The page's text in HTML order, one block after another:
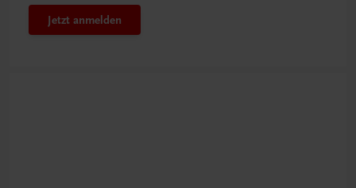
Jetzt anmelden